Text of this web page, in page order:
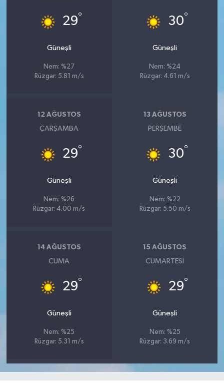
29°
Güneşli
Nem: %27
Rüzgar: 5.81 m/s
30°
Güneşli
Nem: %24
Rüzgar: 4.61 m/s
12 AĞUSTOS
ÇARŞAMBA
29°
Güneşli
Nem: %26
Rüzgar: 4.00 m/s
13 AĞUSTOS
PERŞEMBE
30°
Güneşli
Nem: %22
Rüzgar: 5.50 m/s
14 AĞUSTOS
CUMA
29°
Güneşli
Nem: %25
Rüzgar: 5.31 m/s
15 AĞUSTOS
CUMARTESI
29°
Güneşli
Nem: %25
Rüzgar: 3.69 m/s